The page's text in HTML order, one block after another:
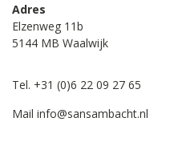
Adres
Elzenweg 11b
5144 MB Waalwijk
Tel. +31 (0)6 22 09 27 65
Mail info@sansambacht.nl